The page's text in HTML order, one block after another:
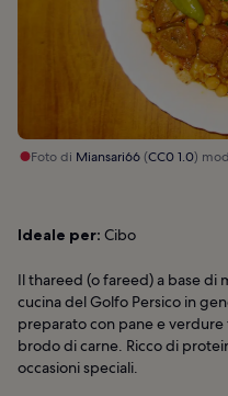
Foto di Miansari66(CC0 1.0)
Ideale per: Cibo
Il thareed (o fareed) a base di
cucina del Golfo Persico in
preparato con pane e
brodo di carne. Ricco di
occasioni speciali.